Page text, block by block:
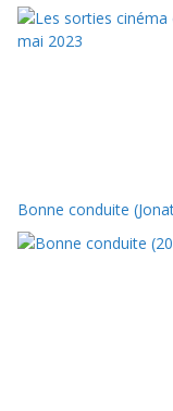
Bonne conduite